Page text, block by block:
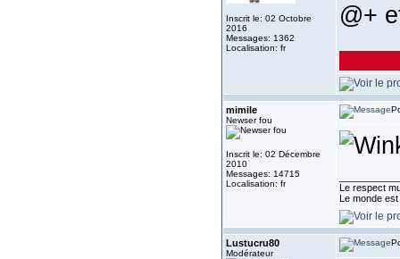
Inscrit le: 02 Octobre
2016
Messages: 1362
Localisation: fr
@+
mimile
Newser fou
Inscrit le: 02 Décembre
2010
Messages: 14715
Localisation: fr
Le respect
Le monde
Lustucru80
Modérateur